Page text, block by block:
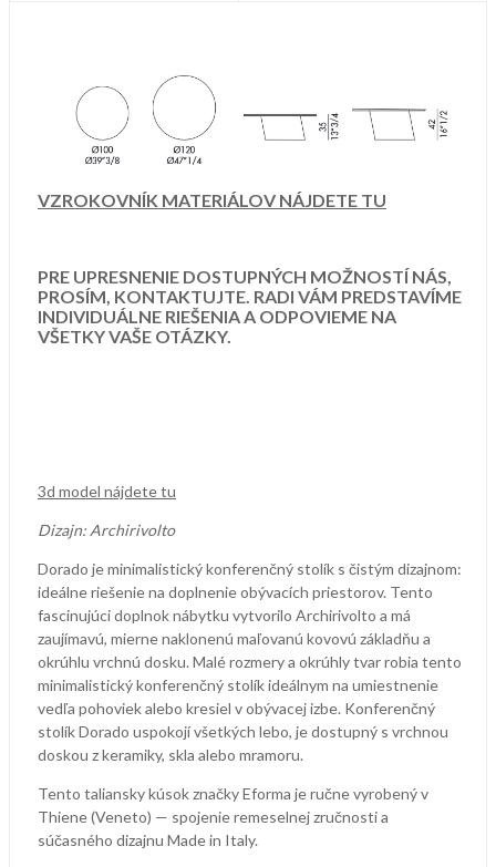
VZROKOVNÍK MATERIÁLOV NÁJDETE TU
PRE UPRESNENIE DOSTUPNÝCH MOŽNOSTÍ NÁS,
PROSÍM, KONTAKTUJTE. RADI VÁM PREDSTAVÍME
INDIVIDUÁLNE RIEŠENIA A ODPOVIEME NA
VŠETKY VAŠE OTÁZKY.
3d model nájdete tu
Dizajn: Archirivolto
Dorado je minimalistický konferenčný stolík s čistým dizajnom:
ideálne riešenie na doplnenie obývacích priestorov. Tento
fascinujúci doplnok nábytku vytvorilo Archirivolto a má
zaujímavú, mierne naklonenú maľovanú kovovú základňu a
okrúhlu vrchnú dosku. Malé rozmery a okrúhly tvar robia tento
minimalistický konferenčný stolík ideálnym na umiestnenie
vedľa pohoviek alebo kresiel v obývacej izbe. Konferenčný
stolík Dorado uspokojí všetkých lebo, je dostupný s vrchnou
doskou z keramiky, skla alebo mramoru.
Tento taliansky kúsok značky Eforma je ručne vyrobený v
Thiene (Veneto) — spojenie remeselnej zručnosti a
súčasného dizajnu Made in Italy.